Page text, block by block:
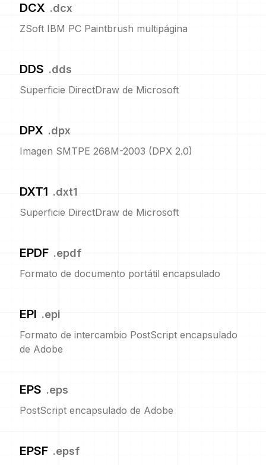
DCX .dcx
ZSoft IBM PC Paintbrush multipágina
DDS .dds
Superficie DirectDraw de Microsoft
DPX .dpx
Imagen SMTPE 268M-2003 (DPX 2.0)
DXT1 .dxt1
Superficie DirectDraw de Microsoft
EPDF .epdf
Formato de documento portátil encapsulado
EPI .epi
Formato de intercambio PostScript encapsulado
de Adobe
EPS .eps
PostScript encapsulado de Adobe
EPSF .epsf